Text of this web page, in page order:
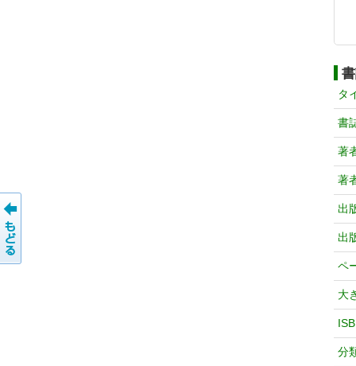
タ
書
著
著
出
出
ペ
大
分